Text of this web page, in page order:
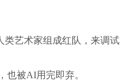
类艺术家组成红队，来调
也被AI用完即弃。